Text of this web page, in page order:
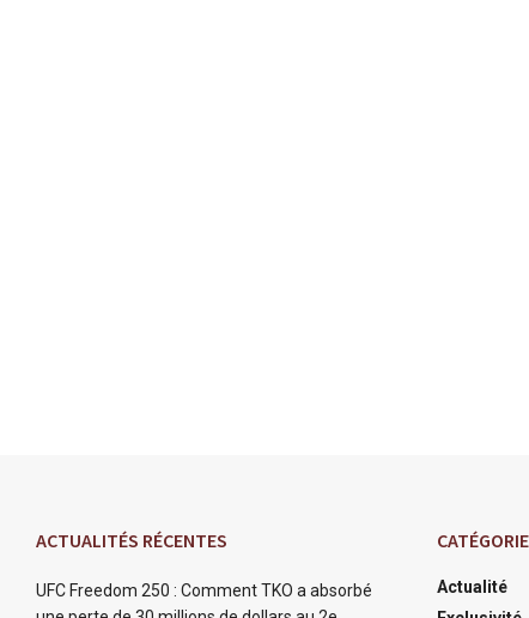
ACTUALITÉS RÉCENTES
UFC Freedom 250 : Comment TKO a absorbé
CATÉGORIE
Actualité